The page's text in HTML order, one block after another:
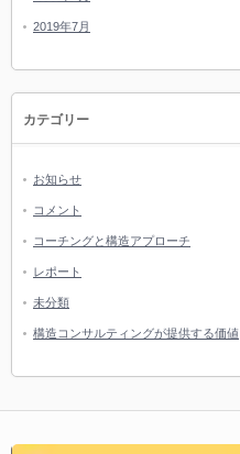
2019年7月
カテゴリー
お知らせ
コメント
コーチングと構造アプローチ
レポート
未分類
構造コンサルティングが提供する価値